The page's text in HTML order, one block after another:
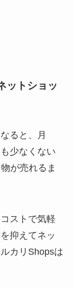
ットショッ
ると、月
少なくない
が売れるま
ストで気軽
抑えてネッ
カリShopsは